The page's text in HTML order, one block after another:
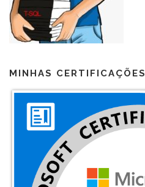
MINHAS CERTIFICAÇÕES